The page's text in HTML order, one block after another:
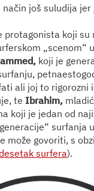
način još suludija
koji su
„scenom“
koji je
ali joj to rigorozni
te Ibrahim,
koji je jedan od
surfanja
može govoriti, s
surfera).